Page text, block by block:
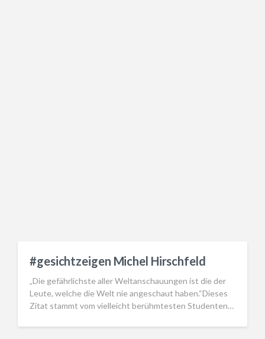
#gesichtzeigen Michel Hirschfeld
„Die gefährlichste aller Weltanschauungen ist die der
Leute, welche die Welt nie angeschaut haben.“Dieses
Zitat stammt vom vielleicht berühmtesten Studenten…